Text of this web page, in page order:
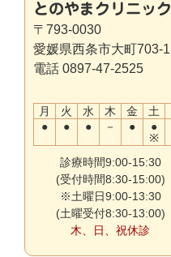
とのやまクリニック
〒793-0030
愛媛県西条市大町703-1
電話 0897-47-2525
月 火 水 木 金 土
●
● ● － ●
●
※
診療時間9:00-15:30
(受付時間8:30-15:00)
※土曜日9:00-13:30
(土曜受付8:30-13:00)
木、日、祝休診